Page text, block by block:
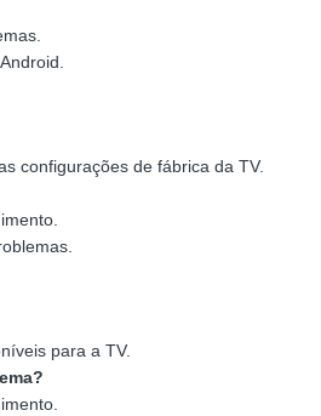
configurações de fábrica da TV.
para a TV.